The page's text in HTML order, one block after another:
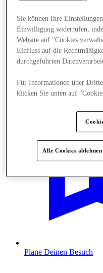
Angebote
Plane Deinen Besuch
Sie können Ihre
Einwilligung widerrufen,
Website auf "Cookies
Einfluss auf die
durchgeführten
Für Informationen über
klicken Sie unten auf
Alle Cookies ablehnen